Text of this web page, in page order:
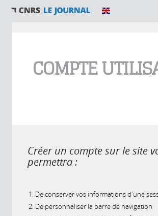
COMPTE
Créer un compte sur le site
permettra :
De conserver vos informations d'une
De personnaliser la barre de navigation